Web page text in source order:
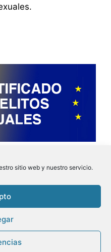
sitio web y nuestro servicio.
Instagram